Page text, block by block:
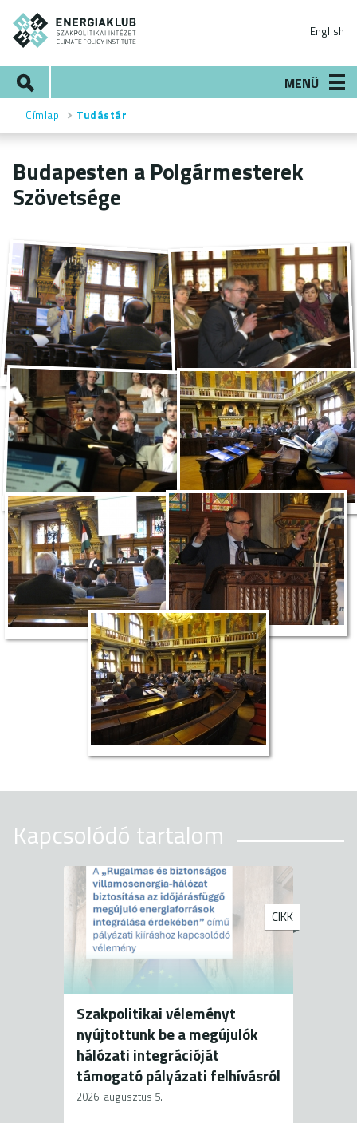
Ugrás
tartalomra
English
MENÜ
Morzsa
Címlap Tudástár
Budapesten a Polgármesterek
Szövetsége
Kapcsolódó tartalom
CIKK
Szakpolitikai véleményt
nyújtottunk be a megújulók
hálózati integrációját
támogató pályázati felhívásról
2026. augusztus 5.